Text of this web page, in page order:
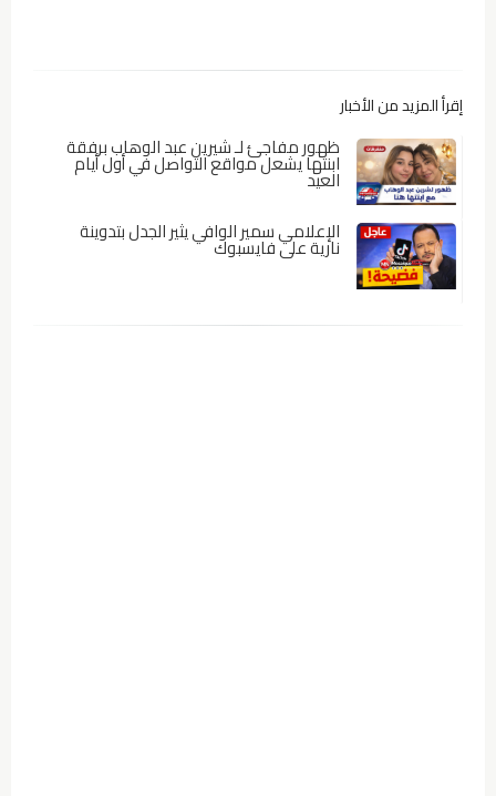
إقرأ المزيد من الأخبار
ظهور مفاجئ لـ شيرين عبد الوهاب برفقة
ابنتها يشعل مواقع التواصل في أول أيام
العيد
الإعلامي سمير الوافي يثير الجدل بتدوينة
نارية على فايسبوك